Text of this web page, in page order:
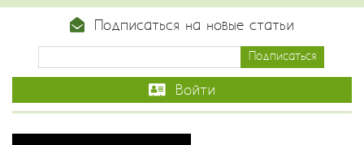
Подписаться на новые статьи
Войти